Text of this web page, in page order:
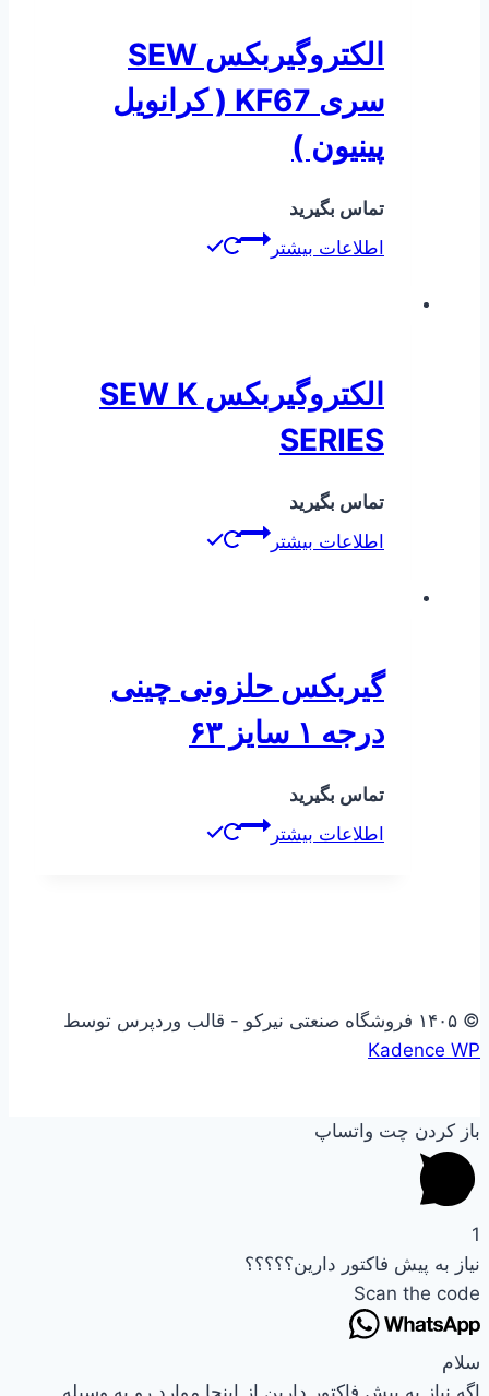
الکتروگیربکس SEW
سری KF67 ( کرانویل
پینیون )
تماس بگیرید
اطلاعات بیشتر
الکتروگیربکس SEW K
SERIES
تماس بگیرید
اطلاعات بیشتر
گیربکس حلزونی چینی
درجه ۱ سایز ۶۳
تماس بگیرید
اطلاعات بیشتر
© ۱۴۰۵ فروشگاه صنعتی نیرکو - قالب وردپرس توسط
Kadence WP
باز کردن چت واتساپ
1
نیاز به پیش فاکتور دارین؟؟؟؟؟
Scan the code
سلام